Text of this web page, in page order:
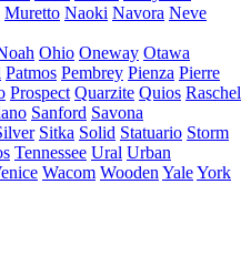
Muretto Naoki Navora Neve
Ohio Oneway Otawa
Patmos Pembrey Pienza Pierre
Prospect Quarzite Quios Raschel
Sanford Savona
Sitka Solid Statuario Storm
Tennessee Ural Urban
Wacom Wooden YaleYork